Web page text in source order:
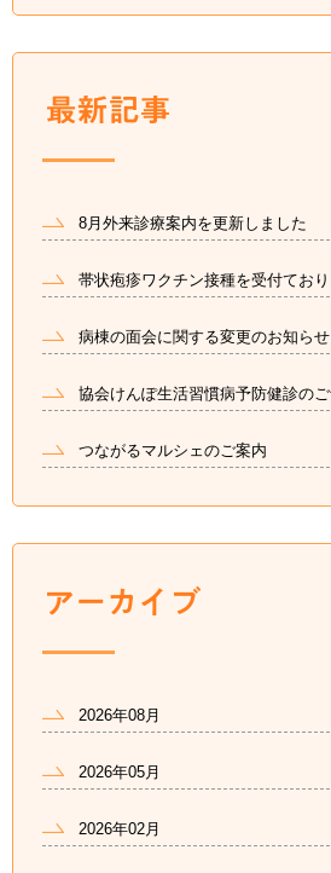
8月外来診療案内を更新しました
帯状疱疹ワクチン接種を受付ており
病棟の面会に関する変更のお知らせ
協会けんぽ生活習慣病予防健診の
つながるマルシェのご案内
2026年08月
2026年05月
2026年02月